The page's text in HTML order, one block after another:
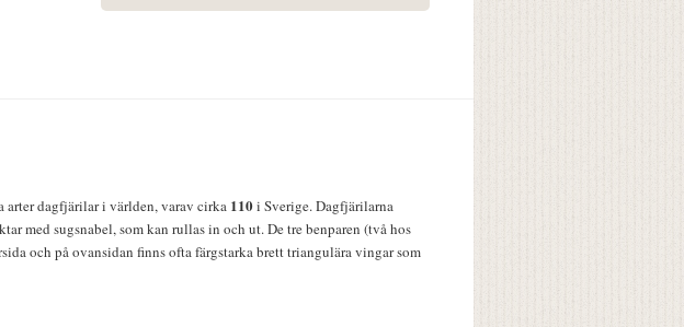
arter dagfjärilar i världen, varav cirka 110i Sverige. Dagfjärilarna
med sugsnabel, som kan rullas in och ut. De tre benparen (två hos
och på ovansidan finns ofta färgstarka brett triangulära vingar som